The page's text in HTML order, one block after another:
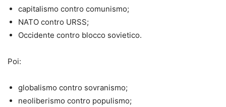
capitalismo contro comunismo;
NATO contro URSS;
Occidente contro blocco sovietico.
Poi:
globalismo contro sovranismo;
neoliberismo contro populismo;